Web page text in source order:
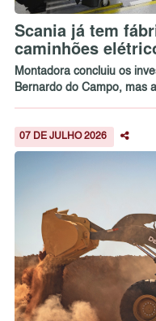
Scania já tem
caminhões
Montadora concluiu os
Bernardo do Campo, mas
07 DE JULHO 2026